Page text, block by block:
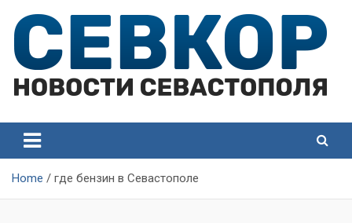
content
Севастополя
Севастополя
Home где бензин в Севастополе